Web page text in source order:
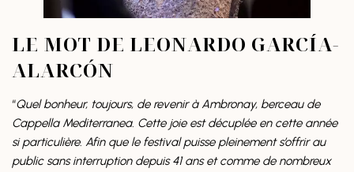
LE MOT DE LEONARDO GARCÍA-
ALARCÓN
“Quel bonheur, toujours, de revenir à Ambronay, berceau de
Cappella Mediterranea. Cette joie est décuplée en cette année
si particulière. Afin que le festival puisse pleinement s’offrir au
public sans interruption depuis 41 ans et comme de nombreux